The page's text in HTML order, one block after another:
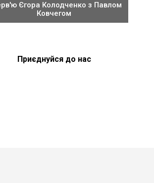
Єгора Колодченко з Павлом
Ковчегом
Приєднуйся до нас